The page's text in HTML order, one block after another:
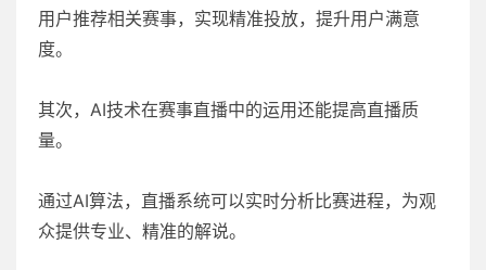
用户推荐相关赛事，实现精准投放，提升用户满意
度。
其次，AI技术在赛事直播中的运用还能提高直播质
量。
通过AI算法，直播系统可以实时分析比赛进程，为观
众提供专业、精准的解说。